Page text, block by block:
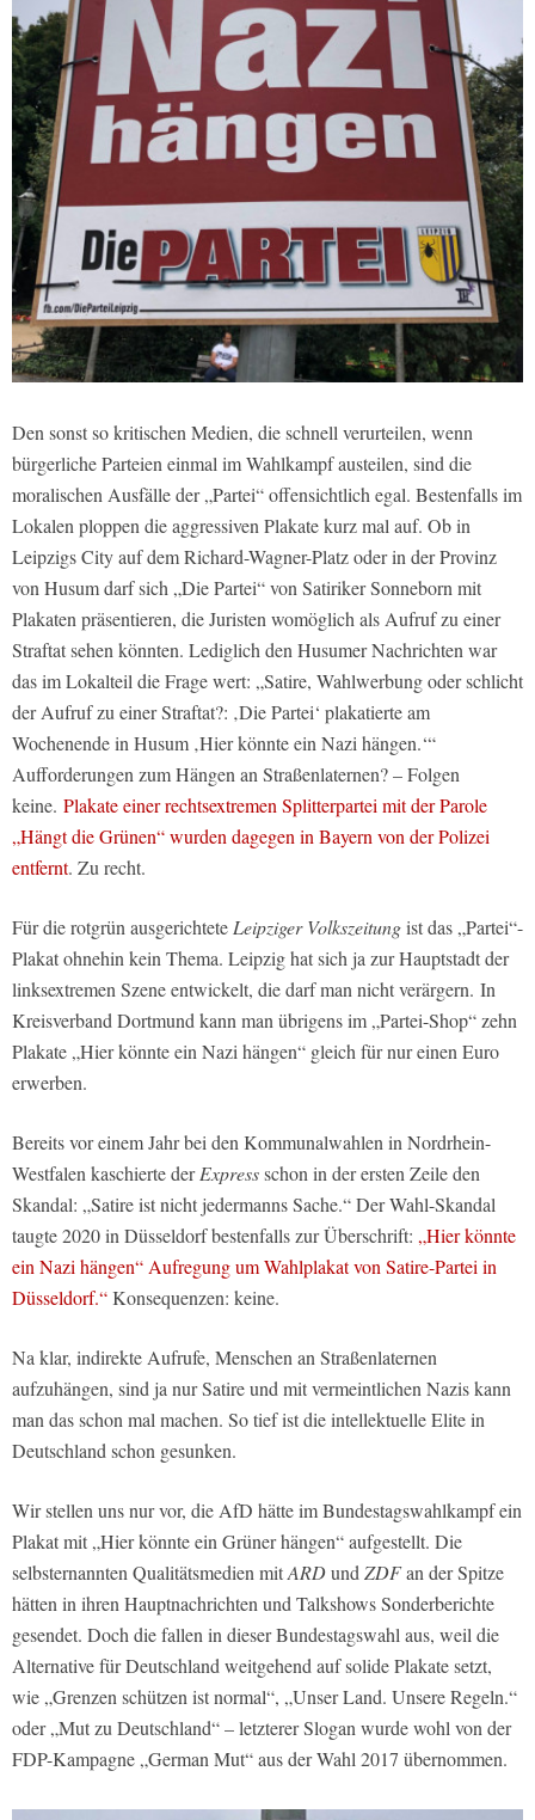
Den sonst so kritischen Medien, die schnell verurteilen, wenn
bürgerliche Parteien einmal im Wahlkampf austeilen, sind die
moralischen Ausfälle der „Partei“ offensichtlich egal. Bestenfalls im
Lokalen ploppen die aggressiven Plakate kurz mal auf. Ob in
Leipzigs City auf dem Richard-Wagner-Platz oder in der Provinz
von Husum darf sich „Die Partei“ von Satiriker Sonneborn mit
Plakaten präsentieren, die Juristen womöglich als Aufruf zu einer
Straftat sehen könnten. Lediglich den Husumer Nachrichten war
das im Lokalteil die Frage wert: „Satire, Wahlwerbung oder schlicht
der Aufruf zu einer Straftat?: ‚Die Partei‘ plakatierte am
Wochenende in Husum ‚Hier könnte ein Nazi hängen.‘“
Aufforderungen zum Hängen an Straßenlaternen? – Folgen
keine. Plakate einer rechtsextremen Splitterpartei mit der Parole
„Hängt die Grünen“ wurden dagegen in Bayern von der Polizei
entfernt. Zu recht.
Für die rotgrün ausgerichteteLeipziger Volkszeitungist das „Partei“-
Plakat ohnehin kein Thema. Leipzig hat sich ja zur Hauptstadt der
linksextremen Szene entwickelt, die darf man nicht verärgern. In
Kreisverband Dortmund kann man übrigens im „Partei-Shop“ zehn
Plakate „Hier könnte ein Nazi hängen“ gleich für nur einen Euro
erwerben.
Bereits vor einem Jahr bei den Kommunalwahlen in Nordrhein-
Westfalen kaschierte derExpressschon in der ersten Zeile den
Skandal: „Satire ist nicht jedermanns Sache.“ Der Wahl-Skandal
taugte 2020 in Düsseldorf bestenfalls zur Überschrift: „Hier könnte
ein Nazi hängen“ Aufregung um Wahlplakat von Satire-Partei in
Düsseldorf.“Konsequenzen: keine.
Na klar, indirekte Aufrufe, Menschen an Straßenlaternen
aufzuhängen, sind ja nur Satire und mit vermeintlichen Nazis kann
man das schon mal machen. So tief ist die intellektuelle Elite in
Deutschland schon gesunken.
Wir stellen uns nur vor, die AfD hätte im Bundestagswahlkampf ein
Plakat mit „Hier könnte ein Grüner hängen“ aufgestellt. Die
selbsternannten Qualitätsmedien mitARDundZDFan der Spitze
hätten in ihren Hauptnachrichten und Talkshows Sonderberichte
gesendet. Doch die fallen in dieser Bundestagswahl aus, weil die
Alternative für Deutschland weitgehend auf solide Plakate setzt,
wie „Grenzen schützen ist normal“, „Unser Land. Unsere Regeln.“
oder „Mut zu Deutschland“ – letzterer Slogan wurde wohl von der
FDP-Kampagne „German Mut“ aus der Wahl 2017 übernommen.